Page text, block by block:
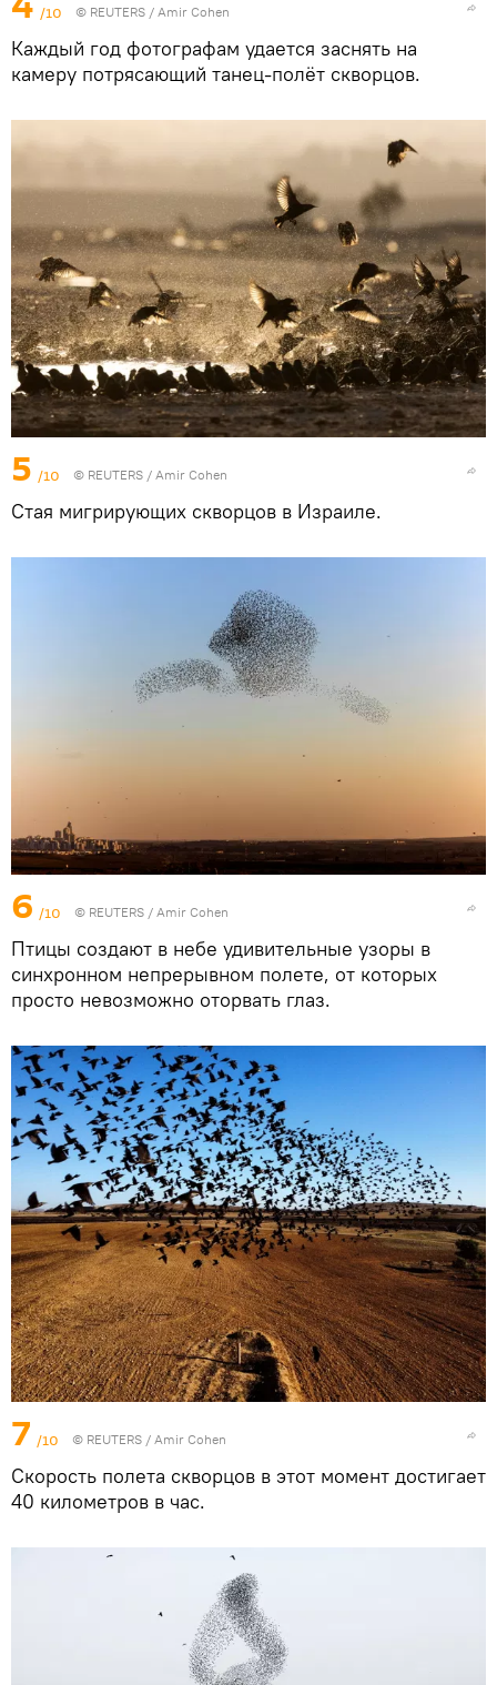
/10 © REUTERS / Amir Cohen
Каждый год фотографам удается заснять на
камеру потрясающий танец-полёт скворцов.
5 /10 © REUTERS / Amir Cohen
Стая мигрирующих скворцов в Израиле.
6 /10 © REUTERS / Amir Cohen
Птицы создают в небе удивительные узоры в
синхронном непрерывном полете, от которых
просто невозможно оторвать глаз.
7 /10 © REUTERS / Amir Cohen
Скорость полета скворцов в этот момент достигает
40 километров в час.